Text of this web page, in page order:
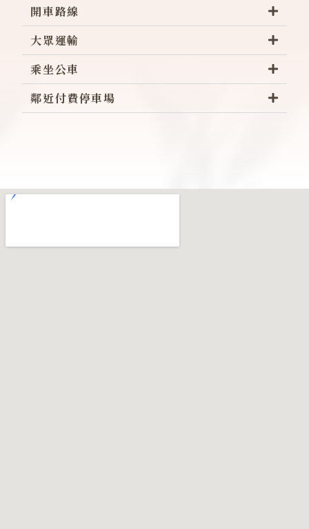
開車路線
大眾運輸
乘坐公車
鄰近付費停車場